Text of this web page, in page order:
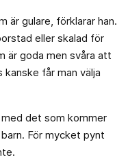
är gulare, förklarar han.
eller skalad för
är goda men svåra att
får man välja
det som kommer
För mycket pynt